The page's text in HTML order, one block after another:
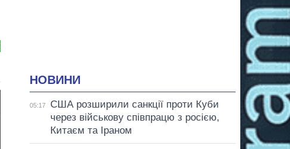
НОВИНИ
05:17
США розширили санкції проти Куби
через військову співпрацю з росією,
Китаєм та Іраном